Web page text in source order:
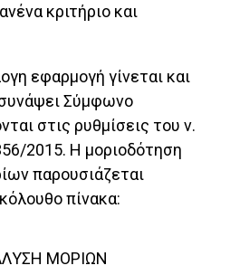
κριτήριο και
εφαρμογή γίνεται και
Σύμφωνο
στις ρυθμίσεις του ν.
2015. Η μοριοδότηση
παρουσιάζεται
πίνακα:
ΜΟΡΙΩΝ